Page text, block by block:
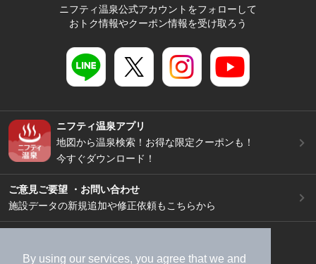
By using our services, you agree that we and
ニフティ温泉公式アカウントをフォローして
おトク情報やクーポン情報を受け取ろう
ニフティ温泉アプリ
地図から温泉検索！お得な限定クーポンも！
今すぐダウンロード！
ご意見ご要望 ・お問い合わせ
施設データの新規追加や修正依頼もこちらから
加盟店募集（資料請求）
広告出稿のご案内